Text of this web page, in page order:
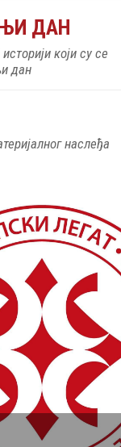
ДАН
који су се
дан
наслеђа